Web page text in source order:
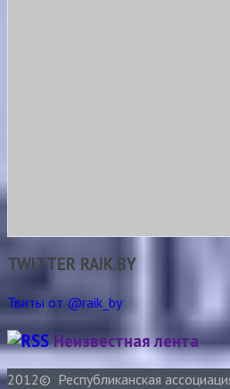
TWITTER RAIK.BY
Твиты от @raik_by
Неизвестная лента
2012© Республиканская